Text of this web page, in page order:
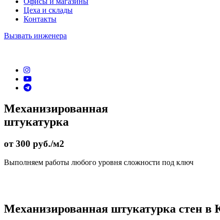
Цеха и склады
Контакты
Вызвать инженера
Механизированная
штукатурка
от 300 руб./м2
Выполняем работы любого уровня сложности под ключ
Механизированная штукатурка стен в